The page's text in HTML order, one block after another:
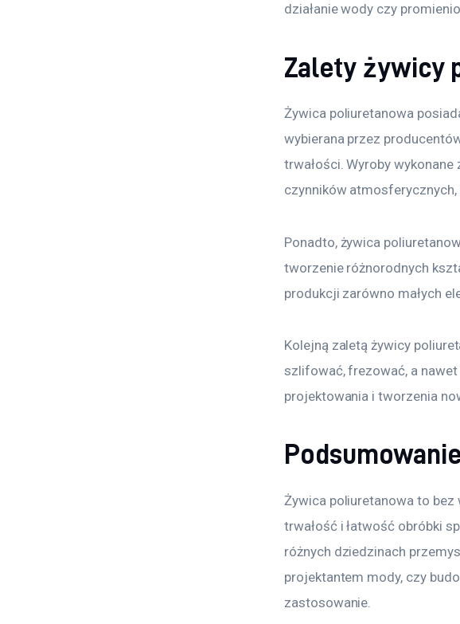
działanie wody czy
Zalety żywicy
Żywica poliuretanowa
wybierana przez
trwałości. Wyroby
czynników atmosferycznych,
Ponadto, żywica
tworzenie różnorodnych
produkcji zarówno małych
Kolejną zaletą żywicy
szlifować, frezować, a
projektowania i tworzenia
Podsumowanie
Żywica poliuretanowa to bez
trwałość i łatwość obróbki
różnych dziedzinach
projektantem mody, czy
zastosowanie.